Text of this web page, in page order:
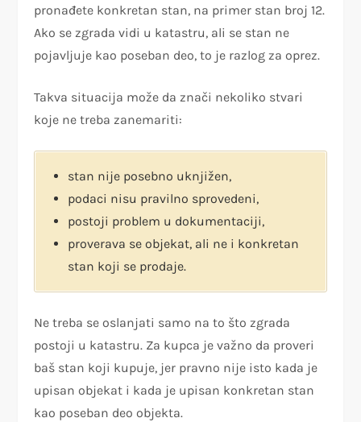
pronađete konkretan stan, na primer stan broj 12.
Ako se zgrada vidi u katastru, ali se stan ne
pojavljuje kao poseban deo, to je razlog za oprez.
Takva situacija može da znači nekoliko stvari
koje ne treba zanemariti:
stan nije posebno uknjižen,
podaci nisu pravilno sprovedeni,
postoji problem u dokumentaciji,
proverava se objekat, ali ne i konkretan
stan koji se prodaje.
Ne treba se oslanjati samo na to što zgrada
postoji u katastru. Za kupca je važno da proveri
baš stan koji kupuje, jer pravno nije isto kada je
upisan objekat i kada je upisan konkretan stan
kao poseban deo objekta.